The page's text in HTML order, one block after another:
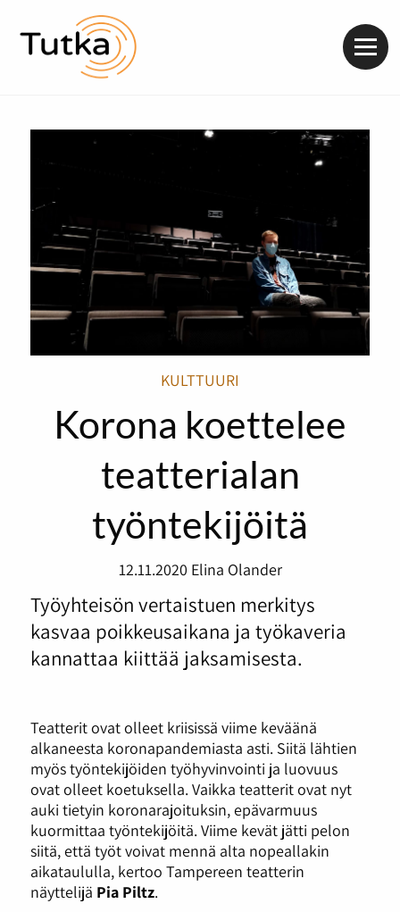
KULTTUURI
Korona koettelee
teatterialan
työntekijöitä
12.11.2020 Elina Olander
Työyhteisön vertaistuen merkitys
kasvaa poikkeusaikana ja työkaveria
kannattaa kiittää jaksamisesta.
Teatterit ovat olleet kriisissä viime keväänä
alkaneesta koronapandemiasta asti. Siitä lähtien
myös työntekijöiden työhyvinvointi ja luovuus
ovat olleet koetuksella. Vaikka teatterit ovat nyt
auki tietyin koronarajoituksin, epävarmuus
kuormittaa työntekijöitä. Viime kevät jätti pelon
siitä, että työt voivat mennä alta nopeallakin
aikataululla, kertoo Tampereen teatterin
näyttelijä Pia Piltz.